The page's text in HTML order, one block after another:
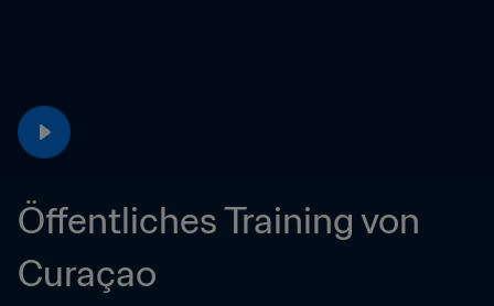
Öffentliches Training von
Curaçao